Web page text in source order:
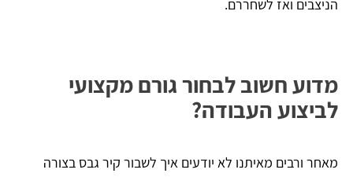
הניצבים ואז לשחררם.
מדוע חשוב לבחור גורם מקצועי
לביצוע העבודה?
מאחר ורבים מאיתנו לא יודעים איך לשבור קיר גבס בצורה